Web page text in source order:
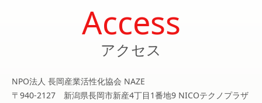
Access
アクセス
NPO法人 長岡産業活性化協会 NAZE
〒940-2127 新潟県長岡市新産4丁目1番地9 NICOテクノプラザ